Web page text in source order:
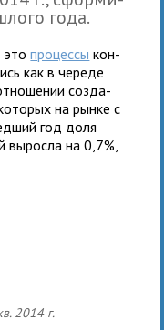
года.
этопро­цессы кон­
как в череде
созда­
на рынке с
год доля
на 0,7%,
2014 г.